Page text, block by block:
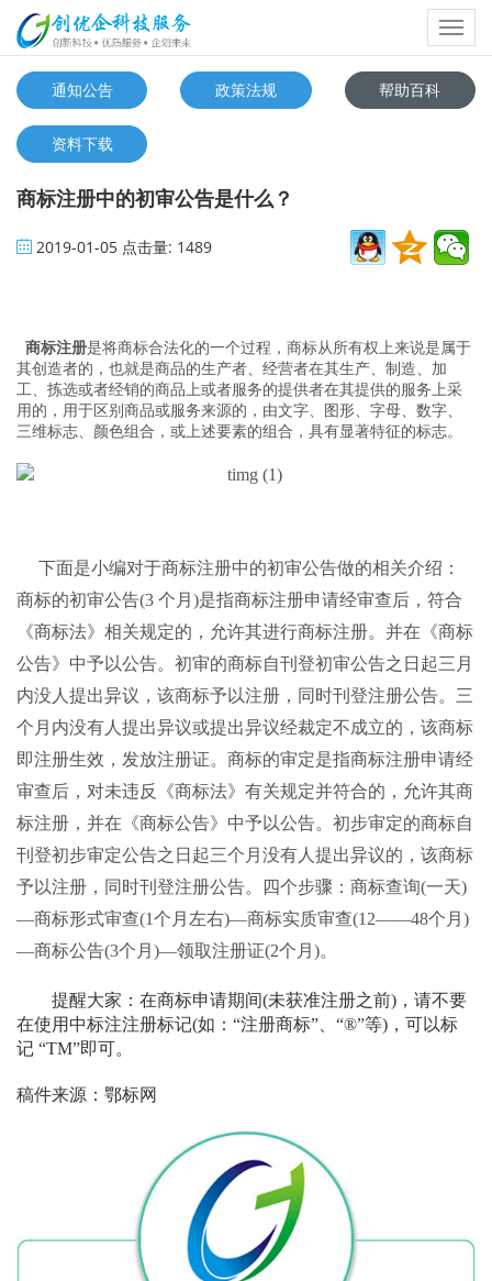
通知公告
政策法规 帮助百科
资料下载
商标注册中的初审公告是什么？
2019-01-05 点击量: 1489
商标注册是将商标合法化的一个过程，商标从所有权上来说是属于
其创造者的，也就是商品的生产者、经营者在其生产、制造、加
工、拣选或者经销的商品上或者服务的提供者在其提供的服务上采
用的，用于区别商品或服务来源的，由文字、图形、字母、数字、
三维标志、颜色组合，或上述要素的组合，具有显著特征的标志。
下面是小编对于商标注册中的初审公告做的相关介绍：
商标的初审公告(3 个月 )是指商标注册申请经审查后，符合
《商标法》相关规定的，允许其进行商标注册。并在《商标
公告》中予以公告。初审的商标自刊登初审公告之日起三月
内没人提出异议，该商标予以注册，同时刊登注册公告。三
个月内没有人提出异议或提出异议经裁定不成立的，该商标
即注册生效，发放注册证。商标的审定是指商标注册申请经
审查后，对未违反《商标法》有关规定并符合的，允许其商
标注册，并在《商标公告》中予以公告。初步审定的商标自
刊登初步审定公告之日起三个月没有人提出异议的，该商标
予以注册，同时刊登注册公告。四个步骤：商标查询(一天)
—商标形式审查(1个月左右)—商标实质审查(12——48个月 )
—商标公告(3个月 )—领取注册证(2个月 )。
提醒大家：在商标申请期间(未获准注册之前) ，请不要
在使用中标注注册标记(如：“注册商标”、“®”等) ，可以标
记 “TM”即可。
稿件来源：鄂标网